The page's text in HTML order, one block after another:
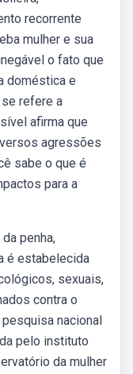
recorrente
mulher e sua
o fato que
doméstica e
refere a
afirma que
agressões
sabe o que é
para a
penha,
é estabelecida
sexuais,
contra o
nacional
pelo instituto
da mulher